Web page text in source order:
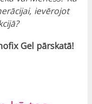
ievērojot
Gel pārskatā!